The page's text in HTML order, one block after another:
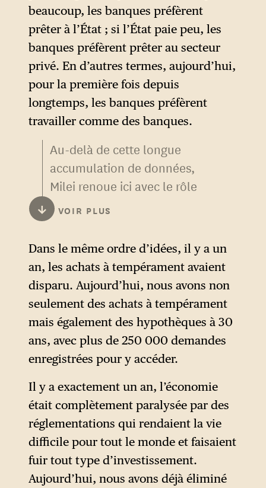
beaucoup, les banques préfèrent
prêter à l’État ; si l’État paie peu, les
banques préfèrent prêter au secteur
privé. En d’autres termes, aujourd’hui,
pour la première fois depuis
longtemps, les banques préfèrent
travailler comme des banques.
Au-delà de cette longue
accumulation de données,
Milei renoue ici avec le rôle
qui l’a fait connaître auprès du
grand public argentin : celui
de l’économiste faisant valoir
une « expertise » dans les
médias et cherchant par là à
se distinguer des politiciens
professionnels. Ses saillies
habituelles se mélangent
donc fréquemment, dans son
discours, à une présentation
quelque peu aride — et avec
un débit de parole très élevé
— de données et de théories
économiques exposées sur un
ton professoral.
↓ VOIR PLUS
Dans le même ordre d’idées, il y a un
an, les achats à tempérament avaient
disparu. Aujourd’hui, nous avons non
seulement des achats à tempérament
mais également des hypothèques à 30
ans, avec plus de 250 000 demandes
enregistrées pour y accéder.
Il y a exactement un an, l’économie
était complètement paralysée par des
réglementations qui rendaient la vie
difficile pour tout le monde et faisaient
fuir tout type d’investissement.
Aujourd’hui, nous avons déjà éliminé